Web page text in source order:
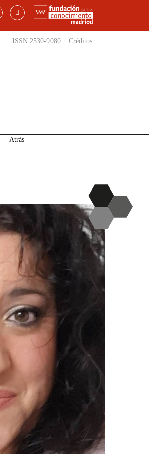
ISSN 2530-9080 Créditos
Atrás